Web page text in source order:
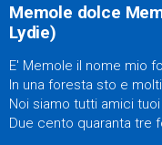
Memole dolce
Lydie)
E' Memole il nome mio
In una foresta sto e
Noi siamo tutti amici
Due cento quaranta tre